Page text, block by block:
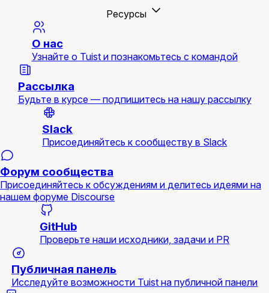
Ресурсы
О нас
Узнайте о Tuist и познакомьтесь с командой
Рассылка
Будьте в курсе — подпишитесь на нашу рассылку
Slack
Присоединяйтесь к сообществу в Slack
Форум сообщества
Присоединяйтесь к обсуждениям и делитесь идеями на
нашем форуме Discourse
GitHub
Проверьте наши исходники, задачи и PR
Публичная панель
Исследуйте возможности Tuist на публичной панели